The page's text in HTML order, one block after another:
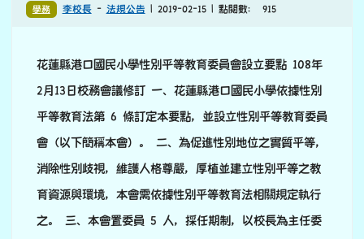
學務 李校長- 法規公告 | 2019-02-15 | 點閱數： 915
花蓮縣港口國民小學性別平等教育委員會設立要點 108年
2月13日校務會議修訂 一、花蓮縣港口國民小學依據性別
平等教育法第 6 條訂定本要點，並設立性別平等教育委員
會（以下簡稱本會）。 二、為促進性別地位之實質平等，
消除性別歧視，維護人格尊嚴，厚植並建立性別平等之教
育資源與環境，本會需依據性別平等教育法相關規定執行
之。 三、本會置委員 5 人，採任期制，以校長為主任委